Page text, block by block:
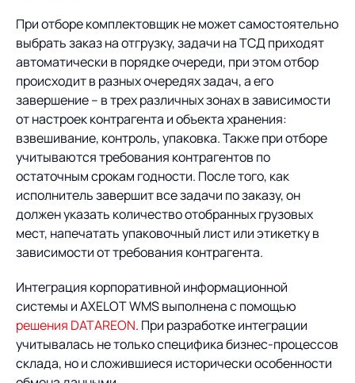
При отборе комплектовщик не может самостоятельно
выбрать заказ на отгрузку, задачи на ТСД приходят
автоматически в порядке очереди, при этом отбор
происходит в разных очередях задач, а его
завершение – в трех различных зонах в зависимости
от настроек контрагента и объекта хранения:
взвешивание, контроль, упаковка. Также при отборе
учитываются требования контрагентов по
остаточным срокам годности. После того, как
исполнитель завершит все задачи по заказу, он
должен указать количество отобранных грузовых
мест, напечатать упаковочный лист или этикетку в
зависимости от требования контрагента.
Интеграция корпоративной информационной
системы и AXELOT WMS выполнена с помощью
решения DATAREON. При разработке интеграции
учитывалась не только специфика бизнес-процессов
склада, но и сложившиеся исторически особенности